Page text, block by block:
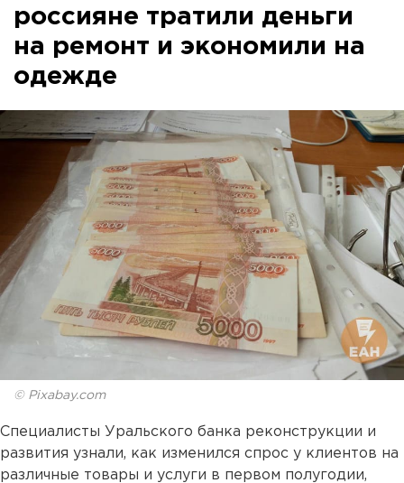
россияне тратили деньги
на ремонт и экономили на
одежде
© Pixabay.com
Специалисты Уральского банка реконструкции и
развития узнали, как изменился спрос у клиентов на
различные товары и услуги в первом полугодии,